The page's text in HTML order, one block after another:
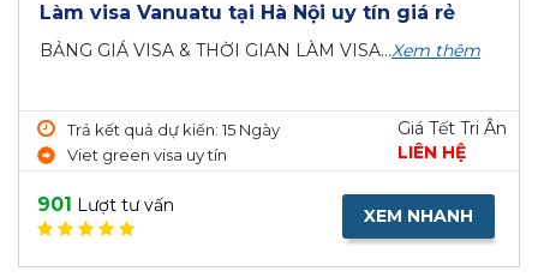
Làm visa Vanuatu tại Hà Nội uy tín giá rẻ
BẢNG GIÁ VISA & THỜI GIAN LÀM VISA...Xem thêm
Trả kết quả dự kiến: 15 Ngày
Viet green visa uy tín
Giá Tết Tri Ân
LIÊN HỆ
901 Lượt tư vấn XEM NHANH